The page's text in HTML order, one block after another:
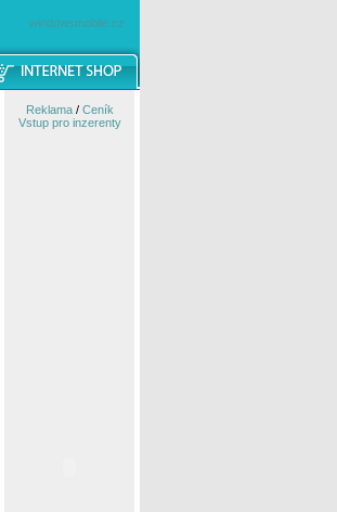
windowsmobile.cz
Reklama/ Ceník
Vstup pro inzerenty